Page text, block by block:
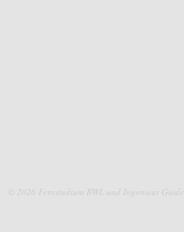
© 2026 Fernstudium BWL und Ingenieur Guide.